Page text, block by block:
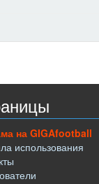
на GIGAfootball
использования